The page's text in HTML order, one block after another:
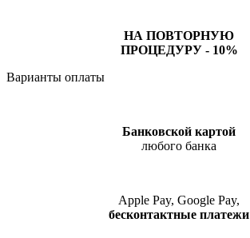
НА ПОВТОРНУЮ
ПРОЦЕДУРУ - 10%
Варианты оплаты
Банковской картой
любого банка
Apple Pay, Google Pay,
бесконтактные платежи